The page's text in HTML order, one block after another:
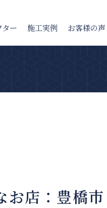
ー 施工実例 お客様の声
お店：豊橋